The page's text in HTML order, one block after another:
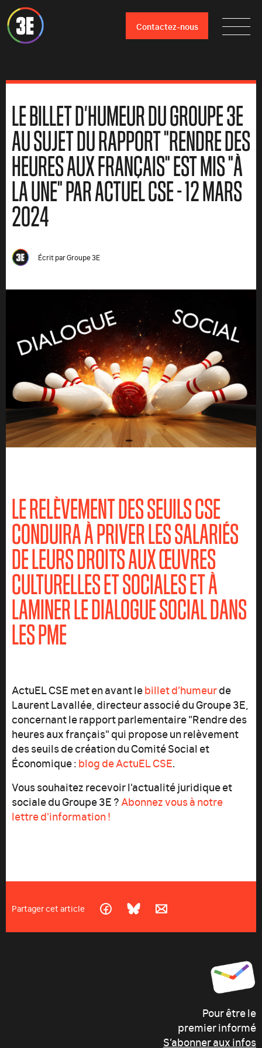
Contactez-nous
LE BILLET D’HUMEUR DU GROUPE 3E
AU SUJET DU RAPPORT "RENDRE DES
HEURES AUX FRANÇAIS" EST MIS "À
LA UNE" PAR ACTUEL CSE - 12 MARS
2024
Écrit parGroupe 3E
LE RELÈVEMENT DES SEUILS CSE
CONDUIRA À PRIVER LES SALARIÉS
DE LEURS DROITS AUX ŒUVRES
CULTURELLES ET SOCIALES ET À
LAMINER LE DIALOGUE SOCIAL DANS
LES PME
ActuEL CSE met en avant lebillet d’humeurde
Laurent Lavallée, directeur associé du Groupe 3E,
concernant le rapport parlementaire "Rendre des
heures aux français" qui propose un relèvement
des seuils de création du Comité Social et
Économique :blog de ActuEL CSE.
Vous souhaitez recevoir l'actualité juridique et
sociale du Groupe 3E ?Abonnez vous à notre
lettre d'information !
Partager cet article
Pour être le
premier informé
S’abonner aux infos